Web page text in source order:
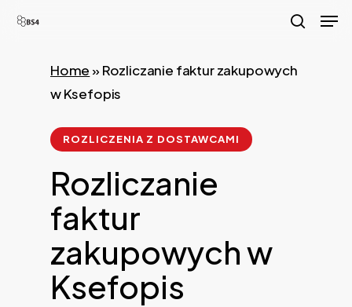
Skip
content
Home» Rozliczanie faktur zakupowych
w Ksefopis
ROZLICZENIA Z DOSTAWCAMI
Rozliczanie
faktur
zakupowych w
Ksefopis